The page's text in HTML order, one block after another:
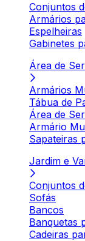
Conjuntos
Armários
Espelheiras
Gabinetes
Área de
Armários
Tábua de
Área de
Armário
Sapateiras
Jardim e
Conjuntos
Sofás
Bancos
Banquetas
Cadeiras